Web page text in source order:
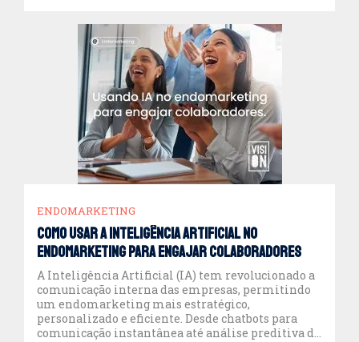
preparar seu […]
ENDOMARKETING
Como Usar a Inteligência Artificial no
Endomarketing para Engajar Colaboradores
A Inteligência Artificial (IA) tem revolucionado a
comunicação interna das empresas, permitindo
um endomarketing mais estratégico,
personalizado e eficiente. Desde chatbots para
comunicação instantânea até análise preditiva de